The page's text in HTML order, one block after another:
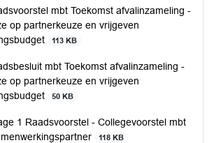
mbt Toekomst afvalinzameling -
op partnerkeuze en vrijgeven
113 KB
mbt Toekomst afvalinzameling -
op partnerkeuze en vrijgeven
50 KB
1 Raadsvoorstel - Collegevoorstel mbt
118 KB